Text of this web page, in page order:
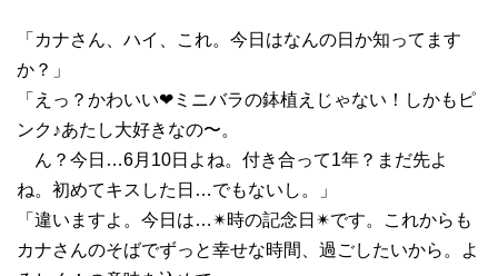
「カナさん、ハイ、これ。今日はなんの日か知ってます
か？」
「えっ？かわいい❤︎ミニバラの鉢植えじゃない！しかもピ
ンク♪あたし大好きなの〜。
ん？今日…6月10日よね。付き合って1年？まだ先よ
ね。初めてキスした日…でもないし。」
「違いますよ。今日は…✴︎時の記念日✴︎です。これからも
カナさんのそばでずっと幸せな時間、過ごしたいから。よ